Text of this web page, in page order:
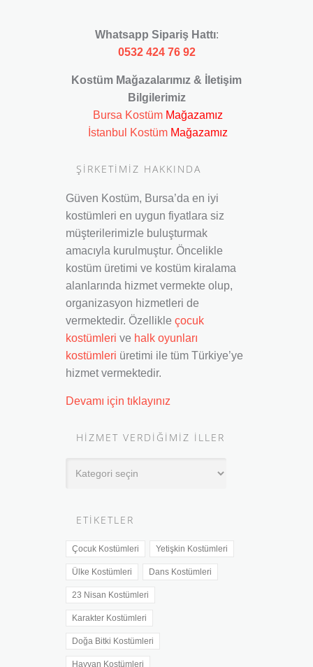
Whatsapp Sipariş Hattı:
0532 424 76 92
Kostüm Mağazalarımız & İletişim
Bilgilerimiz
Bursa Kostüm Mağazamız
İstanbul Kostüm Mağazamız
ŞİRKETİMİZ HAKKINDA
Güven Kostüm, Bursa’da en iyi
kostümleri en uygun fiyatlara siz
müşterilerimizle buluşturmak
amacıyla kurulmuştur. Öncelikle
kostüm üretimi ve kostüm kiralama
alanlarında hizmet vermekte olup,
organizasyon hizmetleri de
vermektedir. Özellikle çocuk
kostümleri ve halk oyunları
kostümleri üretimi ile tüm Türkiye’ye
hizmet vermektedir.
Devamı için tıklayınız
HIZMET VERDIĞIMIZ İLLER
Verdiğimiz
ETIKETLER
Çocuk Kostümleri Yetişkin Kostümleri
Ülke Kostümleri Dans Kostümleri
23 Nisan Kostümleri
Karakter Kostümleri
Doğa Bitki Kostümleri
Hayvan Kostümleri